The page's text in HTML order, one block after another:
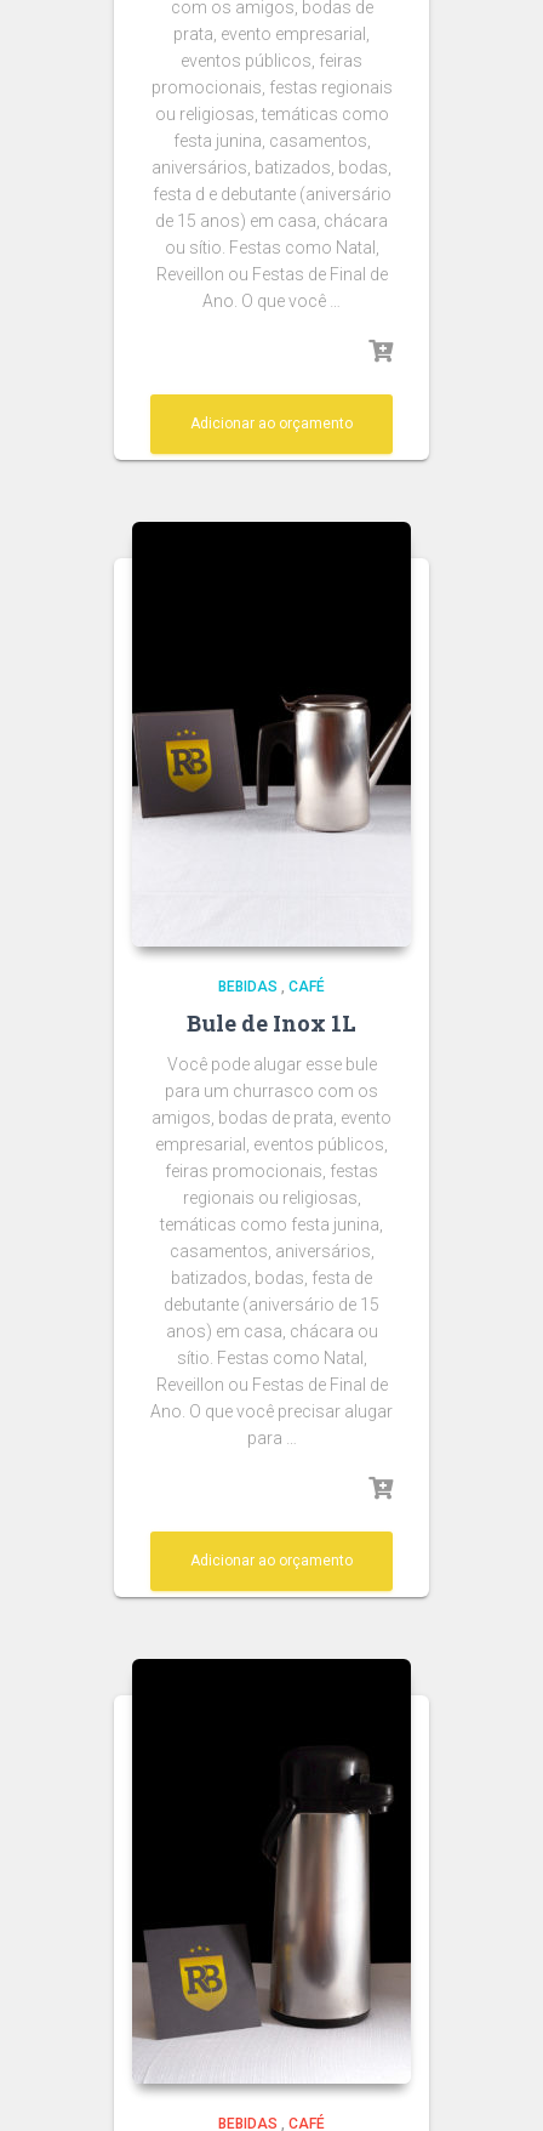
com os amigos, bodas de
prata, evento empresarial,
eventos públicos, feiras
promocionais, festas regionais
ou religiosas, temáticas como
festa junina, casamentos,
aniversários, batizados, bodas,
festa d e debutante (aniversário
de 15 anos) em casa, chácara
ou sítio. Festas como Natal,
Reveillon ou Festas de Final de
Ano. O que você …
Adicionar ao orçamento
BEBIDAS , CAFÉ
Bule de Inox 1L
Você pode alugar esse bule
para um churrasco com os
amigos, bodas de prata, evento
empresarial, eventos públicos,
feiras promocionais, festas
regionais ou religiosas,
temáticas como festa junina,
casamentos, aniversários,
batizados, bodas, festa de
debutante (aniversário de 15
anos) em casa, chácara ou
sítio. Festas como Natal,
Reveillon ou Festas de Final de
Ano. O que você precisar alugar
para …
Adicionar ao orçamento
BEBIDAS , CAFÉ